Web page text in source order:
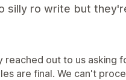
silly ro write but
reached out to us asking
are final. We can't